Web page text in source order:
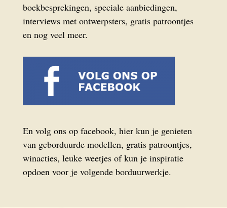
boekbesprekingen, speciale aanbiedingen,
interviews met ontwerpsters, gratis patroontjes
en nog veel meer.
En volg ons op facebook, hier kun je genieten
van geborduurde modellen, gratis patroontjes,
winacties, leuke weetjes of kun je inspiratie
opdoen voor je volgende borduurwerkje.